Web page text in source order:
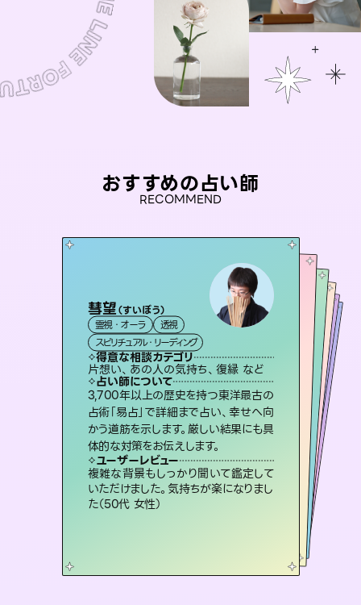
おすすめの占い師
RECOMMEND
彗望（すいぼう）
霊視・オーラ
透視
スピリチュアル・リーディング
得意な相談カテゴリ
片想い、あの人の気持ち、復縁 など
占い師について
3,700年以上の歴史を持つ東洋最古の
占術「易占」で詳細まで占い、幸せへ向
かう道筋を示します。厳しい結果にも具
体的な対策をお伝えします。
ユーザーレビュー
複雑な背景もしっかり聞いて鑑定して
いただけました。気持ちが楽になりまし
た（50代 女性）
桃源珠羽（とうげんみう）
霊視・オーラ タロット
スピリチュアル・リーディング
得意な相談カテゴリ
片想い、あの人の気持ち、復縁 など
占い師について
恋愛のお悩みの中でも特に「曖昧な関
係」の相談を得意としており、友達以上
恋人未満なお相手との今後や本音を丁
寧に読み解き恋愛成就へと導きます。
ユーザーレビュー
鑑定していただいてアドバイス通りに行
動すると仲が復活してきました。ありが
とうございました（40代 女性）
セラピスト理恵
霊視・オーラ
スピリチュアル・リーディング
得意な相談カテゴリ
片想い、二人の未来、年の差 など
占い師について
連絡再開、復縁、成就などの報告実績
多数。セラピストとして2万超の施術経
験があるからこそできる鑑定で、より良
い未来をサポートします。
ユーザーレビュー
とても心温まる鑑定でした。しかもこち
らは何も言っていないのに視えていらっ
しゃるんだなと驚きです（30代女性）
おう 霊感オラクル
霊視・オーラ
オラクルカード
得意な相談カテゴリ
恋愛総合、あの人の気持ち など
占い師について
霊視×オラクルカードを使って「今」と「未来」そして「気になるあの人の気持ち」まで丁寧に読み解き、恋や人生のヒントを優しく引き出します。
ユーザーレビュー
不安な気持ちが嘘みたいに晴れまし
た…！よく視えていらっしゃるんだなと
感じました（40代 女性）
アイリス -iris-
西洋占星術
ルーン
得意な相談カテゴリ
恋愛総合、片想い、二人の未来 など
占い師について
復縁、恋愛、不倫の行方、同性愛や片
思い、仕事関係や借金問題まで知りた
いことや心の負担になっていることを
紐解き、背中をそっと押して導きます。
ユーザーレビュー
安心感のあり、言い切ってくれる所や濁
さない鑑定のおかげで、毎回自分の気
持ちを整えられます（30代 男性）
未来視師＊花
霊視・オーラ 心理学
スピリチュアル・リーディング
得意な相談カテゴリ
出逢い、片想い、復縁 など
占い師について
未来には何パターンもの選択肢があり
ます。不安で視えにくくなっているあな
たの素敵な未来を見つけ、その未来を
選択できるようアドバイスします。
ユーザーレビュー
職場の人の性質や人間関係、本心など
本当によく視えていてびっくり。対策が
打てて前向きになれます（40代）